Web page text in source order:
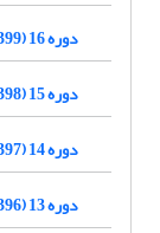
دوره 16 (1399)
دوره 15 (1398)
دوره 14 (1397)
دوره 13 (1396)